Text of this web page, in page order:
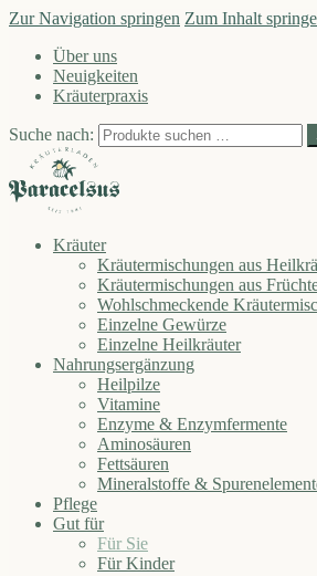
Zur Navigation springen Zum Inhalt
Über uns
Neuigkeiten
Kräuterpraxis
Suche nach:
Kräuter
Kräutermischungen aus
Kräutermischungen aus
Wohlschmeckende
Einzelne Gewürze
Einzelne Heilkräuter
Nahrungsergänzung
Heilpilze
Vitamine
Enzyme & Enzymfermente
Aminosäuren
Fettsäuren
Mineralstoffe &
Pflege
Gut für
Für Sie
Für Kinder